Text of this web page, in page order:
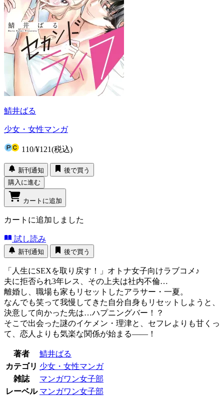
鯖井ばる
少女・女性マンガ
110/¥121(税込)
新刊通知
後で買う
購入に進む
カートに追加
カートに追加しました
試し読み
新刊通知 後で買う
「人生にSEXを取り戻す！」オトナ女子向けラブコメ♪
夫に拒否られ3年レス、その上夫は社内不倫…
離婚し、職場も家もリセットしたアラサー・一夏。
なんでも笑って我慢してきた自分自身もリセットしようと、
決意して向かった先は…ハプニングバー！？
そこで出会った謎のイケメン・理津と、セフレよりも甘くっ
て、恋人よりも気楽な関係が始まる――！
著者
鯖井ばる
カテゴリ 少女・女性マンガ
雑誌
マンガワン女子部
レーベル マンガワン女子部